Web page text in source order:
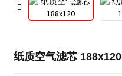
纸质空气滤芯 188x120